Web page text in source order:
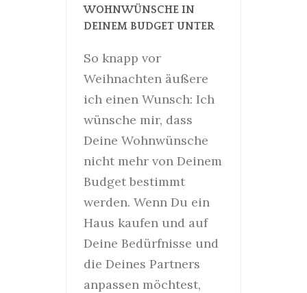
WOHNWÜNSCHE IN
DEINEM BUDGET UNTER
So knapp vor
Weihnachten äußere
ich einen Wunsch: Ich
wünsche mir, dass
Deine Wohnwünsche
nicht mehr von Deinem
Budget bestimmt
werden. Wenn Du ein
Haus kaufen und auf
Deine Bedürfnisse und
die Deines Partners
anpassen möchtest,